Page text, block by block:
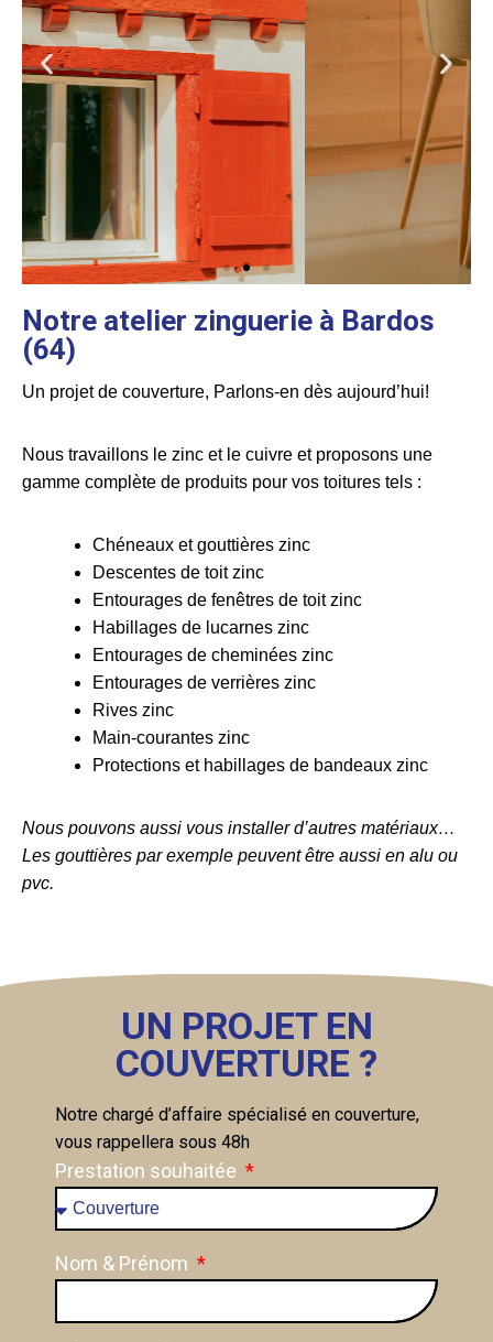
Notre atelier zinguerie à Bardos
(64)
Un projet de couverture, Parlons-en dès aujourd’hui!
Nous travaillons le zinc et le cuivre et proposons une
gamme complète de produits pour vos toitures tels :
Chéneaux et gouttières zinc
Descentes de toit zinc
Entourages de fenêtres de toit zinc
Habillages de lucarnes zinc
Entourages de cheminées zinc
Entourages de verrières zinc
Rives zinc
Main-courantes zinc
Protections et habillages de bandeaux zinc
Nous pouvons aussi vous installer d’autres matériaux…
Les gouttières par exemple peuvent être aussi en alu ou
pvc.
UN PROJET EN
COUVERTURE ?
Notre chargé d’affaire spécialisé en couverture,
vous rappellera sous 48h
Prestation souhaitée
Nom & Prénom